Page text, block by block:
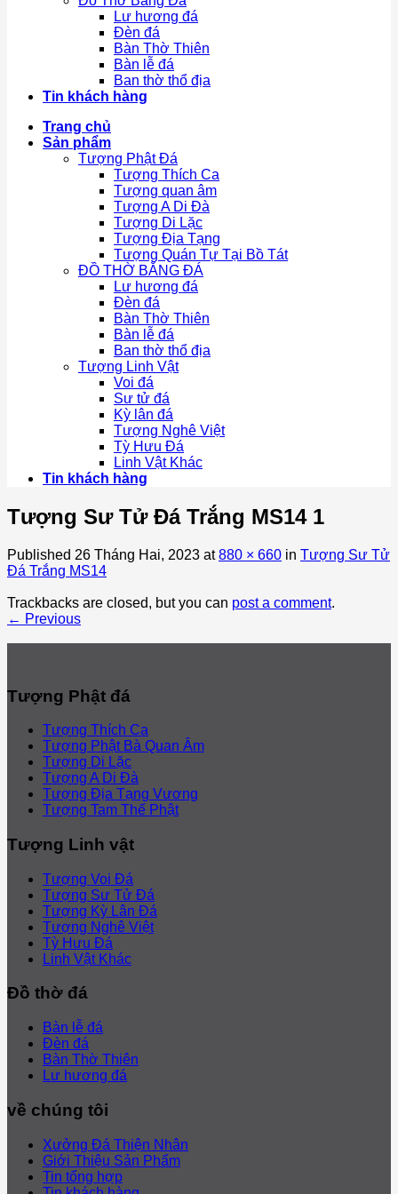
Lư hương đá
Đèn đá
Bàn Thờ Thiên
Bàn lễ đá
Ban thờ thổ địa
Tin khách hàng
Trang chủ
Sản phẩm
Tượng Phật Đá
Tượng Thích Ca
Tượng quan âm
Tượng A Di Đà
Tượng Di Lặc
Tượng Địa Tạng
Tượng Quán Tự Tại Bồ Tát
ĐỒ THỜ BẰNG ĐÁ
Lư hương đá
Đèn đá
Bàn Thờ Thiên
Bàn lễ đá
Ban thờ thổ địa
Tượng Linh Vật
Voi đá
Sư tử đá
Kỳ lân đá
Tượng Nghê Việt
Tỳ Hưu Đá
Linh Vật Khác
Tin khách hàng
Tượng Sư Tử Đá Trắng MS14 1
Published 26 Tháng Hai, 2023 at880 × 660 in Tượng Sư Tử
Đá Trắng MS14
Trackbacks are closed, but you can post a comment.
← Previous
Tượng Phật đá
Tượng Thích Ca
Tượng Phật Bà Quan Âm
Tượng Di Lặc
Tượng A Di Đà
Tượng Địa Tạng Vương
Tượng Tam Thế Phật
Tượng Linh vật
Tượng Voi Đá
Tượng Sư Tử Đá
Tượng Kỳ Lân Đá
Tượng Nghê Việt
Tỳ Hưu Đá
Linh Vật Khác
Đồ thờ đá
Bàn lễ đá
Đèn đá
Bàn Thờ Thiên
Lư hương đá
về chúng tôi
Xưởng Đá Thiện Nhân
Giới Thiệu Sản Phẩm
Tin tổng hợp